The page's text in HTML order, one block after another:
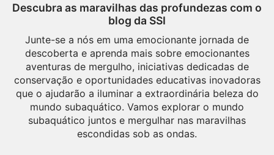
Descubra as maravilhas das profundezas com o
blog da SSI
Junte-se a nós em uma emocionante jornada de
descoberta e aprenda mais sobre emocionantes
aventuras de mergulho, iniciativas dedicadas de
conservação e oportunidades educativas inovadoras
que o ajudarão a iluminar a extraordinária beleza do
mundo subaquático. Vamos explorar o mundo
subaquático juntos e mergulhar nas maravilhas
escondidas sob as ondas.